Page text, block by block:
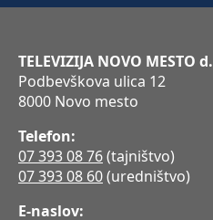
TELEVIZIJA NOVO MESTO
Podbevškova ulica 12
8000 Novo mesto
Telefon:
07 393 08 76(tajništvo)
07 393 08 60(uredništvo)
E-naslov: